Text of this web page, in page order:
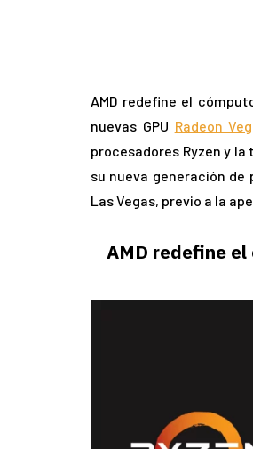
AMD redefine el
nuevas GPU Radeon
procesadores Ryzen y
su nueva generación
Las Vegas, previo a la
AMD redefine